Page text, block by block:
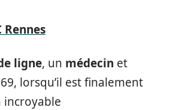
ligne, un médecin et
lorsqu’il est finalement
incroyable